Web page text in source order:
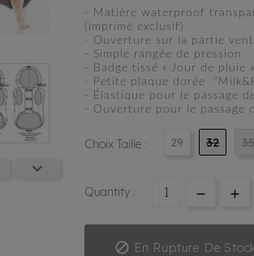

- Matière waterproof
(imprimé exclusif)
- Ouverture sur la partie
- Simple rangée de pression
- Badge tissé « Jour de pluie
- Petite plaque dorée
- Élastique pour le passage
- Ouverture pour le passage
Choix Taille : 29 32 35
Quantity :
 En Rupture De